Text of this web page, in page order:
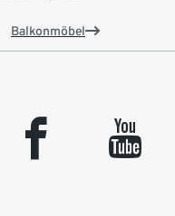
Balkonmöbel
facebook youtube